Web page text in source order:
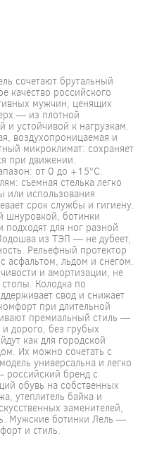
сочетают брутальный
качество российского
мужчин, ценящих
— из плотной
и устойчивой к нагрузкам.
воздухопроницаемая и
микроклимат: сохраняет
при движении.
от 0 до +15°C.
съемная стелька легко
или использования
срок службы и гигиену.
шнуровкой, ботинки
подходят для ног разной
из ТЭП — не дубеет,
Рельефный протектор
асфальтом, льдом и снегом.
и амортизации, не
Колодка по
свод и снижает
при длительной
премиальный стиль —
и дорого, без грубых
как для городской
Их можно сочетать с
универсальна и легко
российский бренд с
обувь на собственных
утеплитель байка и
заменителей,
Мужские ботинки Лель —
и стиль.